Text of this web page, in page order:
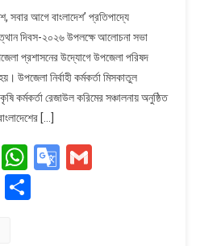
সবার আগে বাংলাদেশ’ প্রতিপাদ্যে
দিবস-২০২৬ উপলক্ষে আলোচনা সভা
প্রশাসনের উদ্যোগে উপজেলা পরিষদ
উপজেলা নির্বাহী কর্মকর্তা মিসকাতুল
কর্মকর্তা রেজাউল করিমের সঞ্চালনায় অনুষ্ঠিত
[…]
Messenger
WhatsApp
Google
Copy